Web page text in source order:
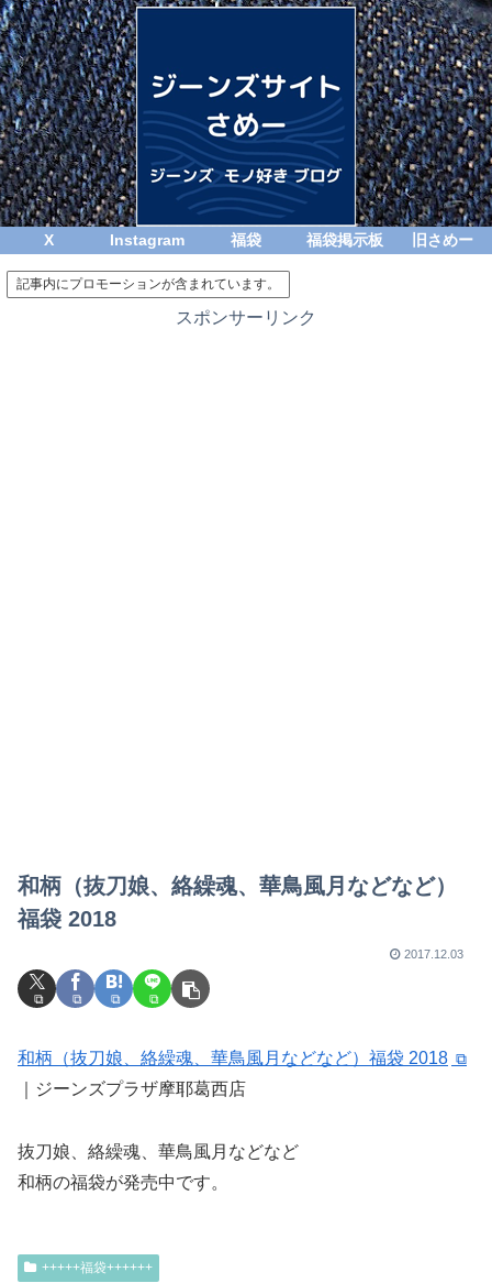
X Instagram 福袋 福袋掲示板 旧さめー
記事内にプロモーションが含まれています。
スポンサーリンク
和柄（抜刀娘、絡繰魂、華鳥風月などなど）
福袋 2018
2017.12.03
和柄（抜刀娘、絡繰魂、華鳥風月などなど）福袋 2018
｜ジーンズプラザ摩耶葛西店
抜刀娘、絡繰魂、華鳥風月などなど
和柄の福袋が発売中です。
+++++福袋++++++